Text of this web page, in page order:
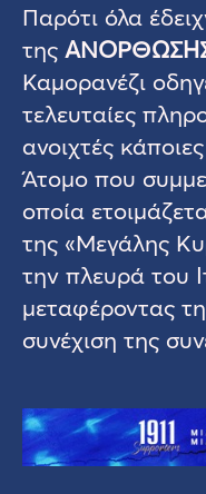
Παρότι όλα
της
Καμορανέζι
τελευταίες
ανοιχτές
Άτομο που
οποία
της «Μεγάλης
την πλευρά του
μεταφέροντας
συνέχιση της